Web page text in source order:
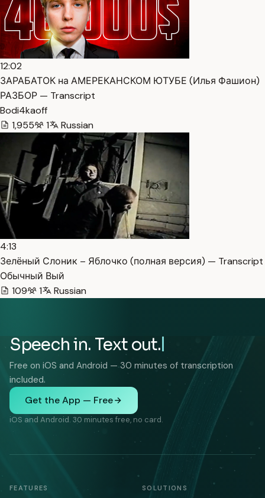
12:02
ЗАРАБАТОК на АМЕРЕКАНСКОМ ЮТУБЕ (Илья Фашион)
РАЗБОР — Transcript
Bodi4kaoff
1,955
1 Russian
4:13
Зелёный Слоник – Яблочко (полная версия) — Transcript
Обычный Вый
109
1 Russian
Speech in. Text out.
Free on iOS and Android — 30 minutes of transcription
included.
Get the App — Free
iOS and Android. 30 minutes free, no card.
FEATURES SOLUTIONS